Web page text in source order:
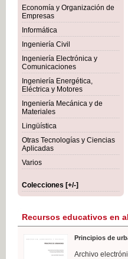
Economía y Organización de
Empresas
Informática
Ingeniería Civil
Ingeniería Electrónica y
Comunicaciones
Ingeniería Energética,
Eléctrica y Motores
Ingeniería Mecánica y de
Materiales
Lingüística
Otras Tecnologías y Ciencias
Aplicadas
Varios
Colecciones [+/-]
Recursos educativos en
Principios de
Archivo